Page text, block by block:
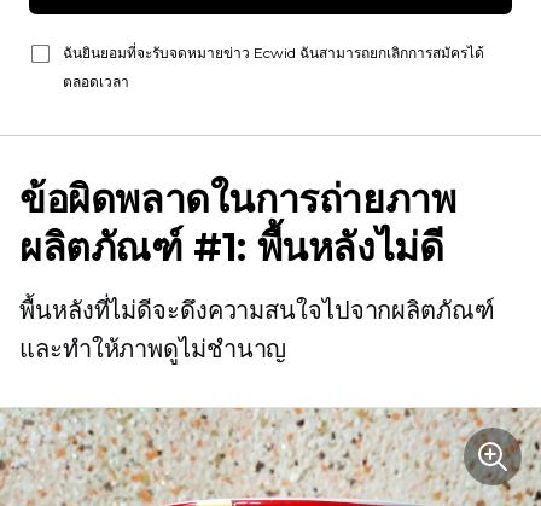
ฉันยินยอมที่จะรับจดหมายข่าว Ecwid ฉันสามารถยกเลิกการสมัครได้
ตลอดเวลา
ข้อผิดพลาดในการถ่ายภาพ
ผลิตภัณฑ์ #1: พื้นหลังไม่ดี
พื้นหลังที่ไม่ดีจะดึงความสนใจไปจากผลิตภัณฑ์
และทำให้ภาพดูไม่ชำนาญ